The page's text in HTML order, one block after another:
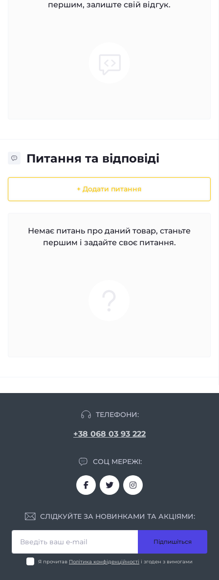
першим, залиште свій відгук.
Питання та відповіді
+ Додати питання
Немає питань про даний товар, станьте
першим і задайте своє питання.
ТЕЛЕФОНИ:
+38 068 03 93 222
СОЦ МЕРЕЖІ:
СЛІДКУЙТЕ ЗА НОВИНКАМИ ТА АКЦІЯМИ:
Підпишіться
Я прочитав Політика конфіденційності і згоден з вимогами